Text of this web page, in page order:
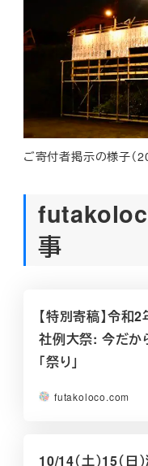
ご寄付者掲示の様子（
事
【特別寄稿】令和
社例大祭: 今だか
「祭り」
futakoloco.com
10/14（土）15（日